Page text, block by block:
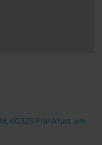
60325 Frankfurt am